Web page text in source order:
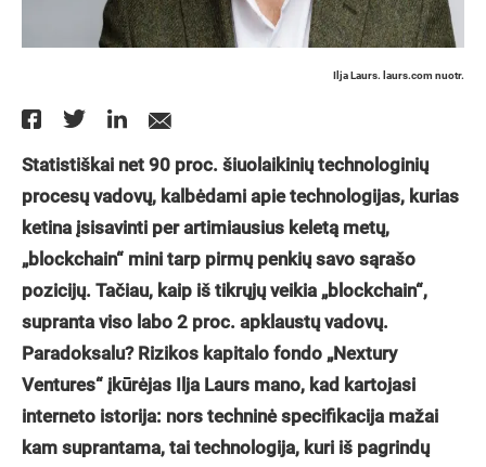
Ilja Laurs. laurs.com nuotr.
Statistiškai net 90 proc. šiuolaikinių technologinių
procesų vadovų, kalbėdami apie technologijas, kurias
ketina įsisavinti per artimiausius keletą metų,
„blockchain“ mini tarp pirmų penkių savo sąrašo
pozicijų. Tačiau, kaip iš tikrųjų veikia „blockchain“,
supranta viso labo 2 proc. apklaustų vadovų.
Paradoksalu? Rizikos kapitalo fondo „Nextury
Ventures“ įkūrėjas Ilja Laurs mano, kad kartojasi
interneto istorija: nors techninė specifikacija mažai
kam suprantama, tai technologija, kuri iš pagrindų